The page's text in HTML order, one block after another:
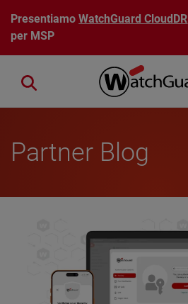
Salta al contenuto principale
PresentiamoWatchGuard CloudDR
per MSP
Close search
Partner Blog